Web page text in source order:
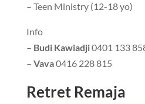
– Teen Ministry (12-18 yo)
Info
– Budi Kawiadji0401 133
– Vava0416 228 815
Retret Remaja